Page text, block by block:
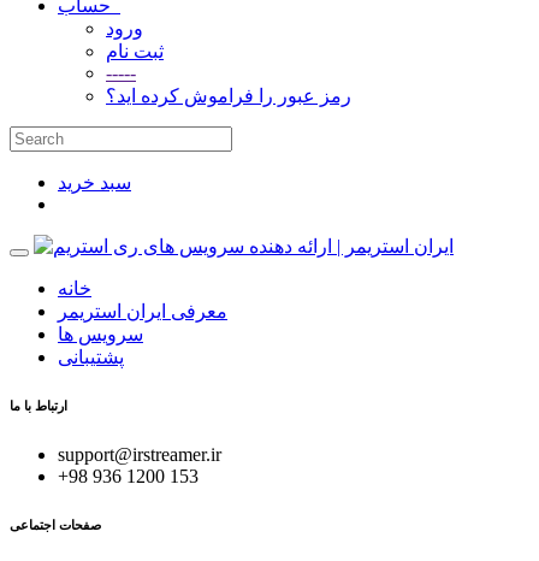
ورود
ثبت نام
-----
رمز عبور را فراموش کرده اید؟
سبد خرید
خانه
معرفی ایران استریمر
سرویس ها
پشتیبانی
ارتباط با ما
support@irstreamer.ir
+98 936 1200 153
صفحات اجتماعی